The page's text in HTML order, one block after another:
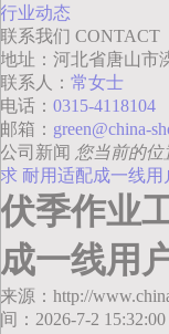
行业动态
联系我们 CONTACT
地址：河北省唐山市
联系人： 常女士
电话： 0315-4118104
邮箱： green@china-
公司新闻 您当前的位
求 耐用适配成一线用
伏季作业
成一线用
来源：http://
间：2026-7-2